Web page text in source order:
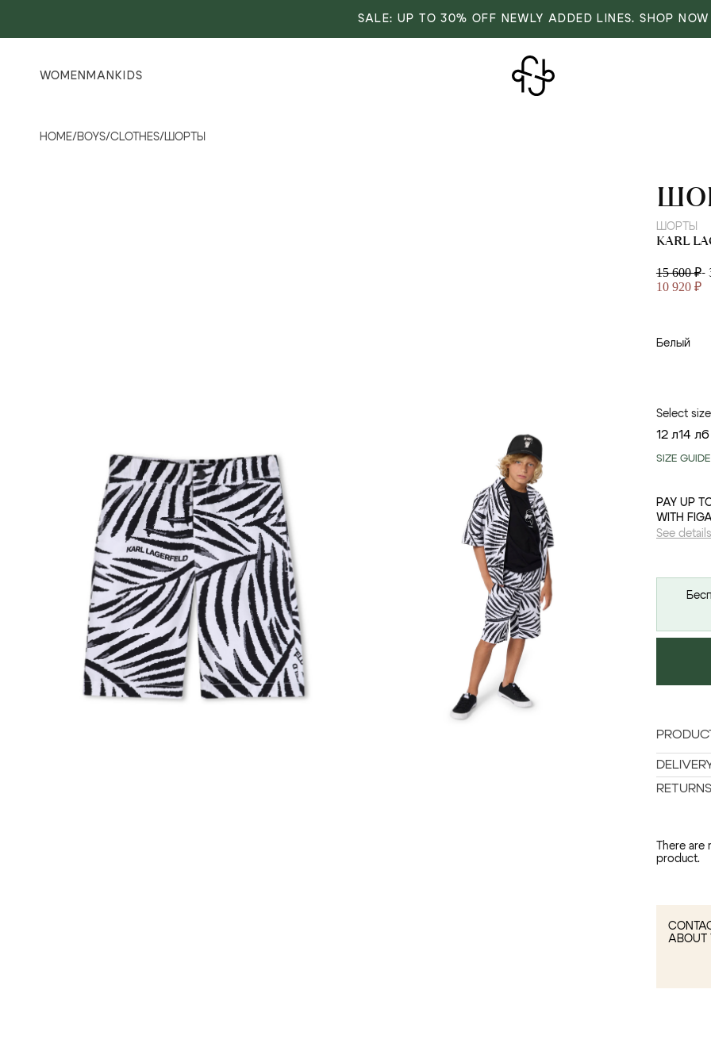
SALE: UP TO 30% OFF NEWLY ADDED LINES. SHOP NOW
WOMEN MAN KIDS
HOME/ BOYS/CLOTHES/ ШОРТЫ
ШОРТЫ
KARL
15 600 ₽-
10 920 ₽
Белый
Select size
12 л14 л6
SIZE GUIDE
PAY UP
WITH
See details
RETURNS
There
product.
ABOUT